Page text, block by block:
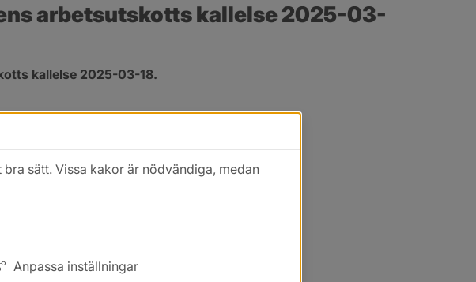
arbetsutskotts kallelse 2025-03-
kallelse 2025-03-18.
i nytt fönster.
sätt. Vissa kakor är nödvändiga, medan
Anpassa inställningar